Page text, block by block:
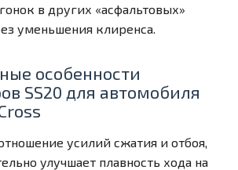
в других «асфальтовых»
уменьшения клиренса.
особенности
SS20 для автомобиля
усилий сжатия и отбоя,
улучшает плавность хода на